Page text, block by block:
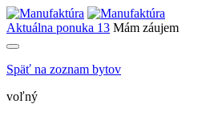
Aktuálna ponuka 13 Mám záujem
Späť na zoznam bytov
voľný